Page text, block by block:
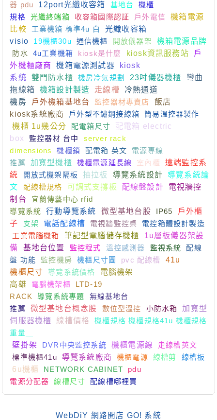
器 pdu
12port光纖收容箱 基地台
機櫃
規格
光纖終端箱 收容箱國際認証 戶外電信
機箱電源
比較
工業機箱 標準4u 白
光纖收容箱
visio
19機櫃30u 通信機櫃 開放儀器架
機箱電源品牌
防水
4u工業機箱 kiosk是什麼 kiosk資訊服務站
戶
外機櫃廠商
機箱電源測試器
kiosk
系統
雙門防水櫃 機房冷氣規劃 23吋儀器機櫃
彎曲
拖線箱
機箱設計製造 走線槽
冷熱通道
機房
戶外機箱基地台 監控器材專賣店
飯店
kiosk系統廠商
戶外型不鏽鋼接線箱
簡易溫控器製作
機櫃 1u幾公分
配電箱尺寸
配電箱 electric
box
監控器材 台中
server rack
dimensions
機櫃鎖 配電箱 英文
電源專線
推薦
加寬型機櫃 機櫃電源延長線 室內櫃
遠端監控系
統
開放式機架隔板 抽拉板 導覽系統設計
導覽系統論
文
配線槽規格 可調式支撐板 配線盤設計
電視牆控
制台
宜蘭傳藝中心 rfid
導覽系統
行動導覽系統 微型基地台股 IP65
戶外櫃
子
支架 電話配線槽 電視牆監控桌
電控箱體設計製造
工業電腦機箱
筆記型電腦儲存機櫃
1u層板儀器架設
備
基地台位置 監控程式 溫控感測器 監視系統
配線
盤 功能
監控機房 機櫃尺寸圖 pvc 配線槽
41u
機櫃尺寸
導覽系統價格
電腦機架
高雄
電腦機架櫃
LTD-19
RACK
導覽系統專題
無線基地台
推薦
微型基地台概念股 數位型溫控 小防水箱
加寬型
伺服器機櫃
線槽價格
機櫃規格 機櫃規格41u 機櫃規格
重量＿
壁掛架
DVR中央監控系統 機櫃電源線
走線槽英文
標準機櫃41u
導覽系統廠商 機櫃電源 線槽剪
線槽板
6u機櫃
NETWORK CABINET
pdu
電源分配器
線槽尺寸 配線槽哪裡買
WebDiY 網路開店 GO! 系統